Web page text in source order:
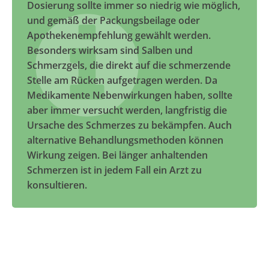
Dosierung sollte immer so niedrig wie möglich,
und gemäß der Packungsbeilage oder
Apothekenempfehlung gewählt werden.
Besonders wirksam sind Salben und
Schmerzgels, die direkt auf die schmerzende
Stelle am Rücken aufgetragen werden. Da
Medikamente Nebenwirkungen haben, sollte
aber immer versucht werden, langfristig die
Ursache des Schmerzes zu bekämpfen. Auch
alternative Behandlungsmethoden können
Wirkung zeigen. Bei länger anhaltenden
Schmerzen ist in jedem Fall ein Arzt zu
konsultieren.